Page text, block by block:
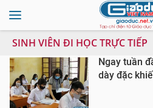
SINH VIÊN ĐI HỌC TRỰC TIẾP
Ngay tuần
dày đặc